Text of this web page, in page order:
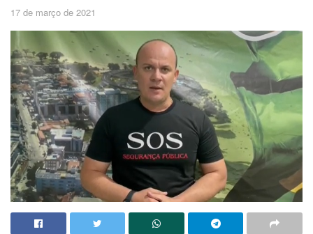
17 de março de 2021